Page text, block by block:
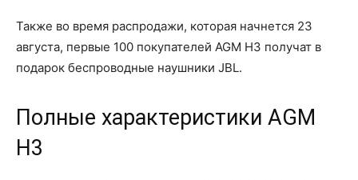
Также во время распродажи, которая начнется 23
августа, первые 100 покупателей AGM H3 получат в
подарок беспроводные наушники JBL.
Полные характеристики AGM
H3